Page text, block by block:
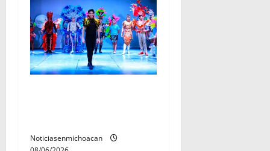
Noticiasenmichoacan